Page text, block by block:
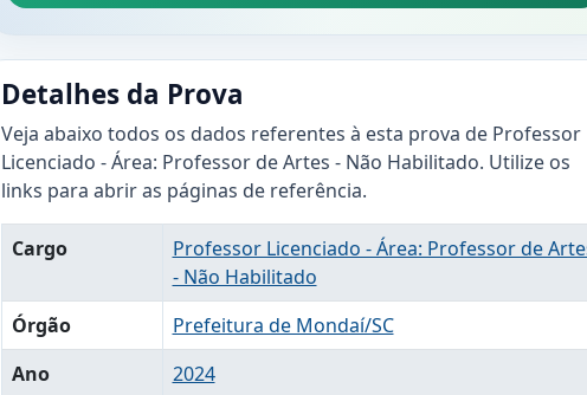
Detalhes da Prova
Veja abaixo todos os dados referentes à esta prova de Professor
Licenciado - Área: Professor de Artes - Não Habilitado. Utilize os
links para abrir as páginas de referência.
Cargo
Professor Licenciado - Área: Professor de
- Não Habilitado
Órgão
Prefeitura de Mondaí/SC
Ano
2024